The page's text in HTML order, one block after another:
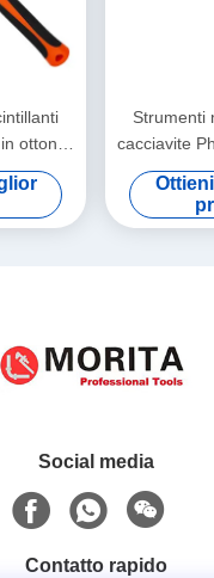
ottone
di vetro,
a
alla
Strumenti
cacciavite
Berillium
Bronzo
Social media
Contatto rapido